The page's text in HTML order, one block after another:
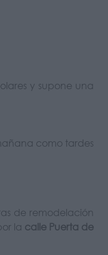
y supone una
como tardes
de remodelación
la calle Puerta de